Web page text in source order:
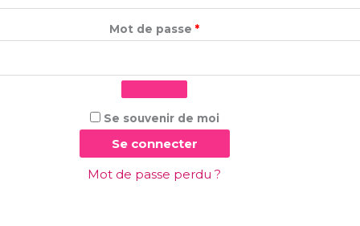
Mot de passe *
Se souvenir de moi
Se connecter
Mot de passe perdu ?